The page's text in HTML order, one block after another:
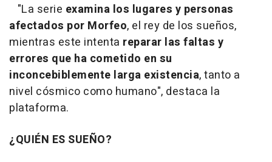
"La serie examina los lugares y personas
afectados por Morfeo, el rey de los sueños,
mientras este intenta reparar las faltas y
errores que ha cometido en su
inconcebiblemente larga existencia, tanto a
nivel cósmico como humano", destaca la
plataforma.
¿QUIÉN ES SUEÑO?